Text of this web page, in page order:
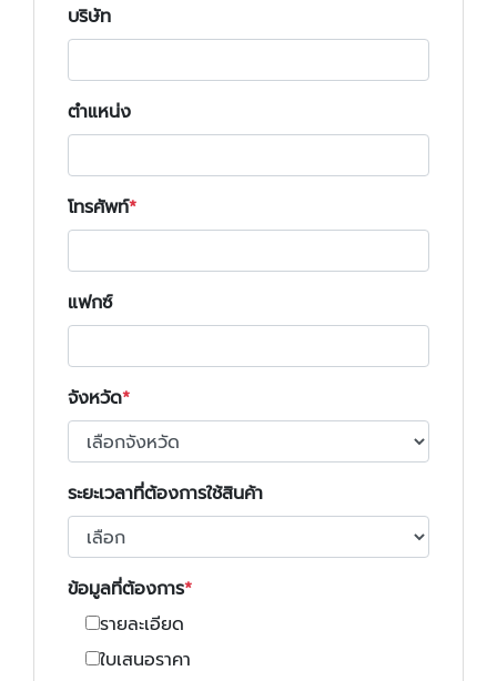
บริษัท
ตำแหน่ง
โทรศัพท์
แฟกซ์
จังหวัด
ระยะเวลาที่ต้องการใช้สินค้า
ข้อมูลที่ต้องการ
รายละเอียด
ใบเสนอราคา